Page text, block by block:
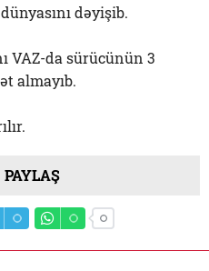
dəyişib.
VAZ-da sürücünün 3
almayıb.
PAYLAŞ